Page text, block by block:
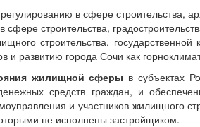
в сфере строительства,
строительства,
строительства,
и развитию города Сочи как
жилищной сферы в субъектах
средств граждан, и
и участников жилищного
не исполнены застройщиком.